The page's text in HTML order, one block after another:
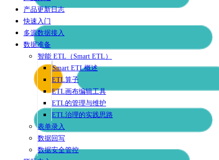
产品更新日志
快速入门
多源数据接入
数据准备
智能 ETL（Smart ETL）
Smart ETL概述
ETL算子
ETL画布编辑工具
ETL的管理与维护
ETL治理的实践思路
表单录入
数据回写
数据安全管控